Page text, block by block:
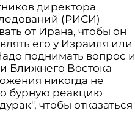
директора
(РИСИ)
от Ирана, чтобы он
его у Израиля или
поднимать вопрос и
Ближнего Востока
никогда не
бурную реакцию
чтобы отказаться